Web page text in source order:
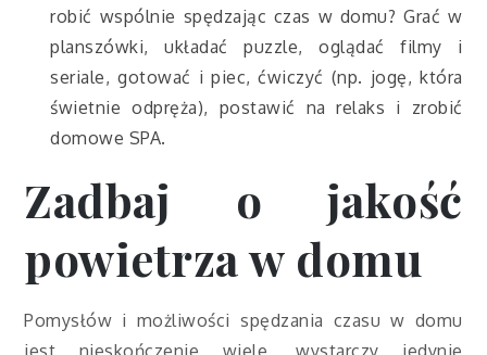
robić wspólnie spędzając czas w domu? Grać w
planszówki, układać puzzle, oglądać filmy i
seriale, gotować i piec, ćwiczyć (np. jogę, która
świetnie odpręża), postawić na relaks i zrobić
domowe SPA.
Zadbaj o jakość
powietrza w domu
Pomysłów i możliwości spędzania czasu w domu